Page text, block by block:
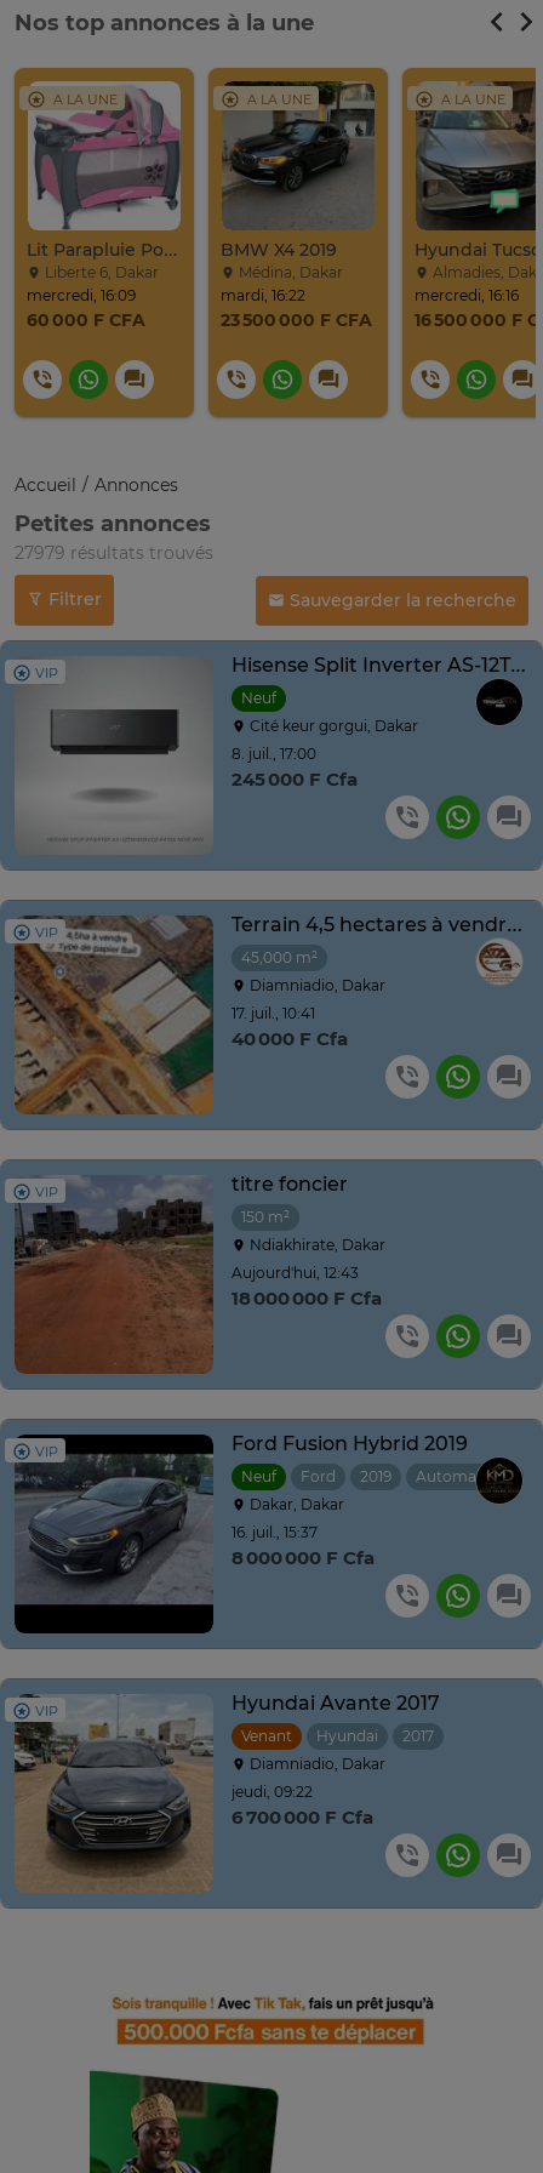
Nos top annonces à la une
A LA UNE
Lit Parapluie Pour Bébé
Liberte 6, Dakar
mercredi, 16:09
60 000 F CFA
A LA UNE
BMW X4 2019
Médina, Dakar
mardi, 16:22
23 500 000 F CFA
A LA UNE
Almadies,
mercredi, 16:16
16 500 000 F
Accueil Annonces
Petites annonces
27979 résultats trouvés
Filtrer Sauvegarder la recherche
VIP Hisense Split Inverter AS-12TW4SLUHBB R410A Noir Wifi
Neuf
Cité keur gorgui, Dakar
8. juil., 17:00
245 000 F Cfa
VIP Terrain 4,5 hectares à vendre à Diamniadio
45,000 m²
Diamniadio, Dakar
17. juil., 10:41
40 000 F Cfa
VIP titre foncier
150 m²
Ndiakhirate, Dakar
Aujourd'hui, 12:43
18 000 000 F Cfa
VIP Ford Fusion Hybrid 2019
Neuf Ford 2019
Automatique
Dakar, Dakar
16. juil., 15:37
8 000 000 F Cfa
VIP Hyundai Avante 2017
Venant Hyundai 2017
Diamniadio, Dakar
jeudi, 09:22
6 700 000 F Cfa